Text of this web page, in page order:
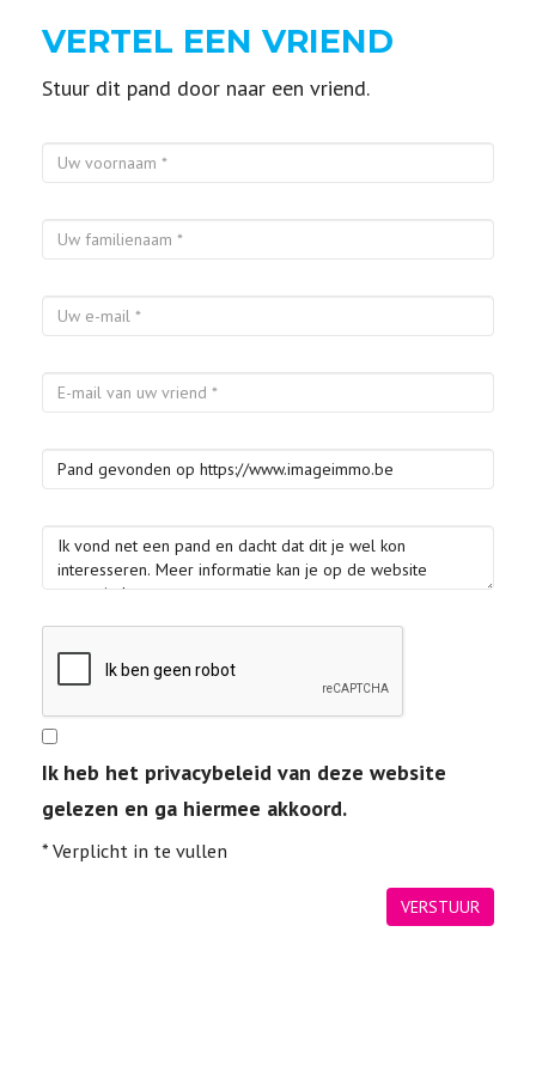
VERTEL EEN VRIEND
Stuur dit pand door naar een vriend.
Ik heb het privacybeleid van deze website
gelezen en ga hiermee akkoord.
* Verplicht in te vullen